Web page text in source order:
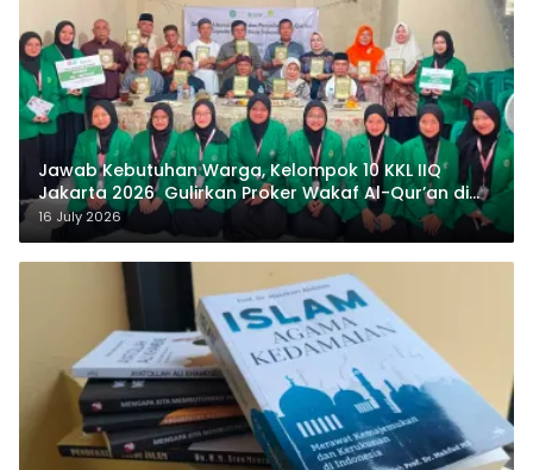
Jawab Kebutuhan Warga, Kelompok 10 KKL IIQ
Jakarta 2026 Gulirkan Proker Wakaf Al-Qur’an di
Sukamanah
16 July 2026